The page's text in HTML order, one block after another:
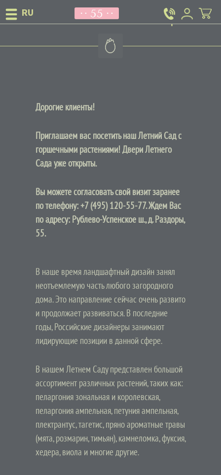
“Летний Сад” в Раздорах
Дорогие клиенты!
Приглашаем вас посетить наш Летний Сад с
горшечными растениями! Двери Летнего
Сада уже открыты.
Вы можете согласовать свой визит заранее
по телефону:+7 (495) 120-55-77. Ждем Вас
по адресу: Рублево-Успенское ш., д. Раздоры,
55.
В наше время ландшафтный дизайн занял
неотъемлемую часть любого загородного
дома. Это направление сейчас очень развито
и продолжает развиваться. В последние
годы, Российские дизайнеры занимают
лидирующие позиции в данной сфере.
В нашем Летнем Саду представлен большой
ассортимент различных растений, таких как:
пеларгония зональная и королевская,
пеларгония ампельная, петуния ампельная,
плектрантус, тагетис, пряно ароматные травы
(мята, розмарин, тимьян), камнеломка, фуксия,
хедера, виола и многие другие.